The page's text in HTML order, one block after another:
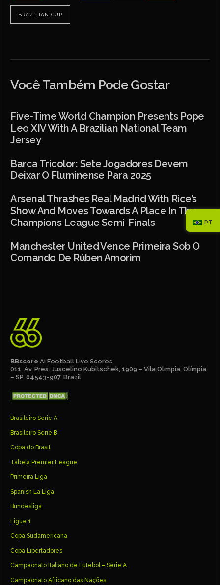
BRAZILIAN CUP
Você Também Pode Gostar
Five-Time World Champion Presents Pope
Leo XIV With A Brazilian National Team
Jersey
Barca Tricolor: Sete Jogadores Devem
Deixar O Fluminense Para 2025
Arsenal Thrashes Real Madrid With Rice’s
Show And Moves Towards A Place In The
Champions League Semi-Finals
Manchester United Vence Primeira Sob O
Comando De Rúben Amorim
BBscore Ai Football Live Scores,
011, Av. Pres. Juscelino Kubitschek, 1909 – Vila Olímpia, Olímpia
– SP, 04543-907, Brazil
Brasileiro Serie A
Brasileiro Serie B
Copa do Brasil
Tabela Premier League
Primeira Liga
Spanish La Liga
Bundesliga
Ligue 1
Copa Sudamericana
Copa Libertadores
Campeonato Italiano de Futebol – Série A
Campeonato Africano das Nações
PT